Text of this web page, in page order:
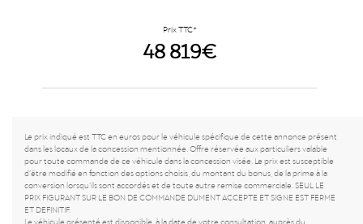
Prix TTC*
48 819€
Le prix indiqué est TTC en euros pour le véhicule spécifique de cette annonce présent
dans les locaux de la concession mentionnée. Offre réservée aux particuliers valable
pour toute commande de ce véhicule dans la concession visée. Le prix est susceptible
d’être modifié en fonction des options choisis, du montant du bonus, de la prime à la
conversion lorsqu’ils sont accordés et de toute autre remise commerciale. SEUL LE
PRIX FIGURANT SUR LE BON DE COMMANDE DUMENT ACCEPTE ET SIGNE EST FERME
ET DEFINITIF.
Le véhicule présenté est disponible, à la date de votre consultation, auprès du